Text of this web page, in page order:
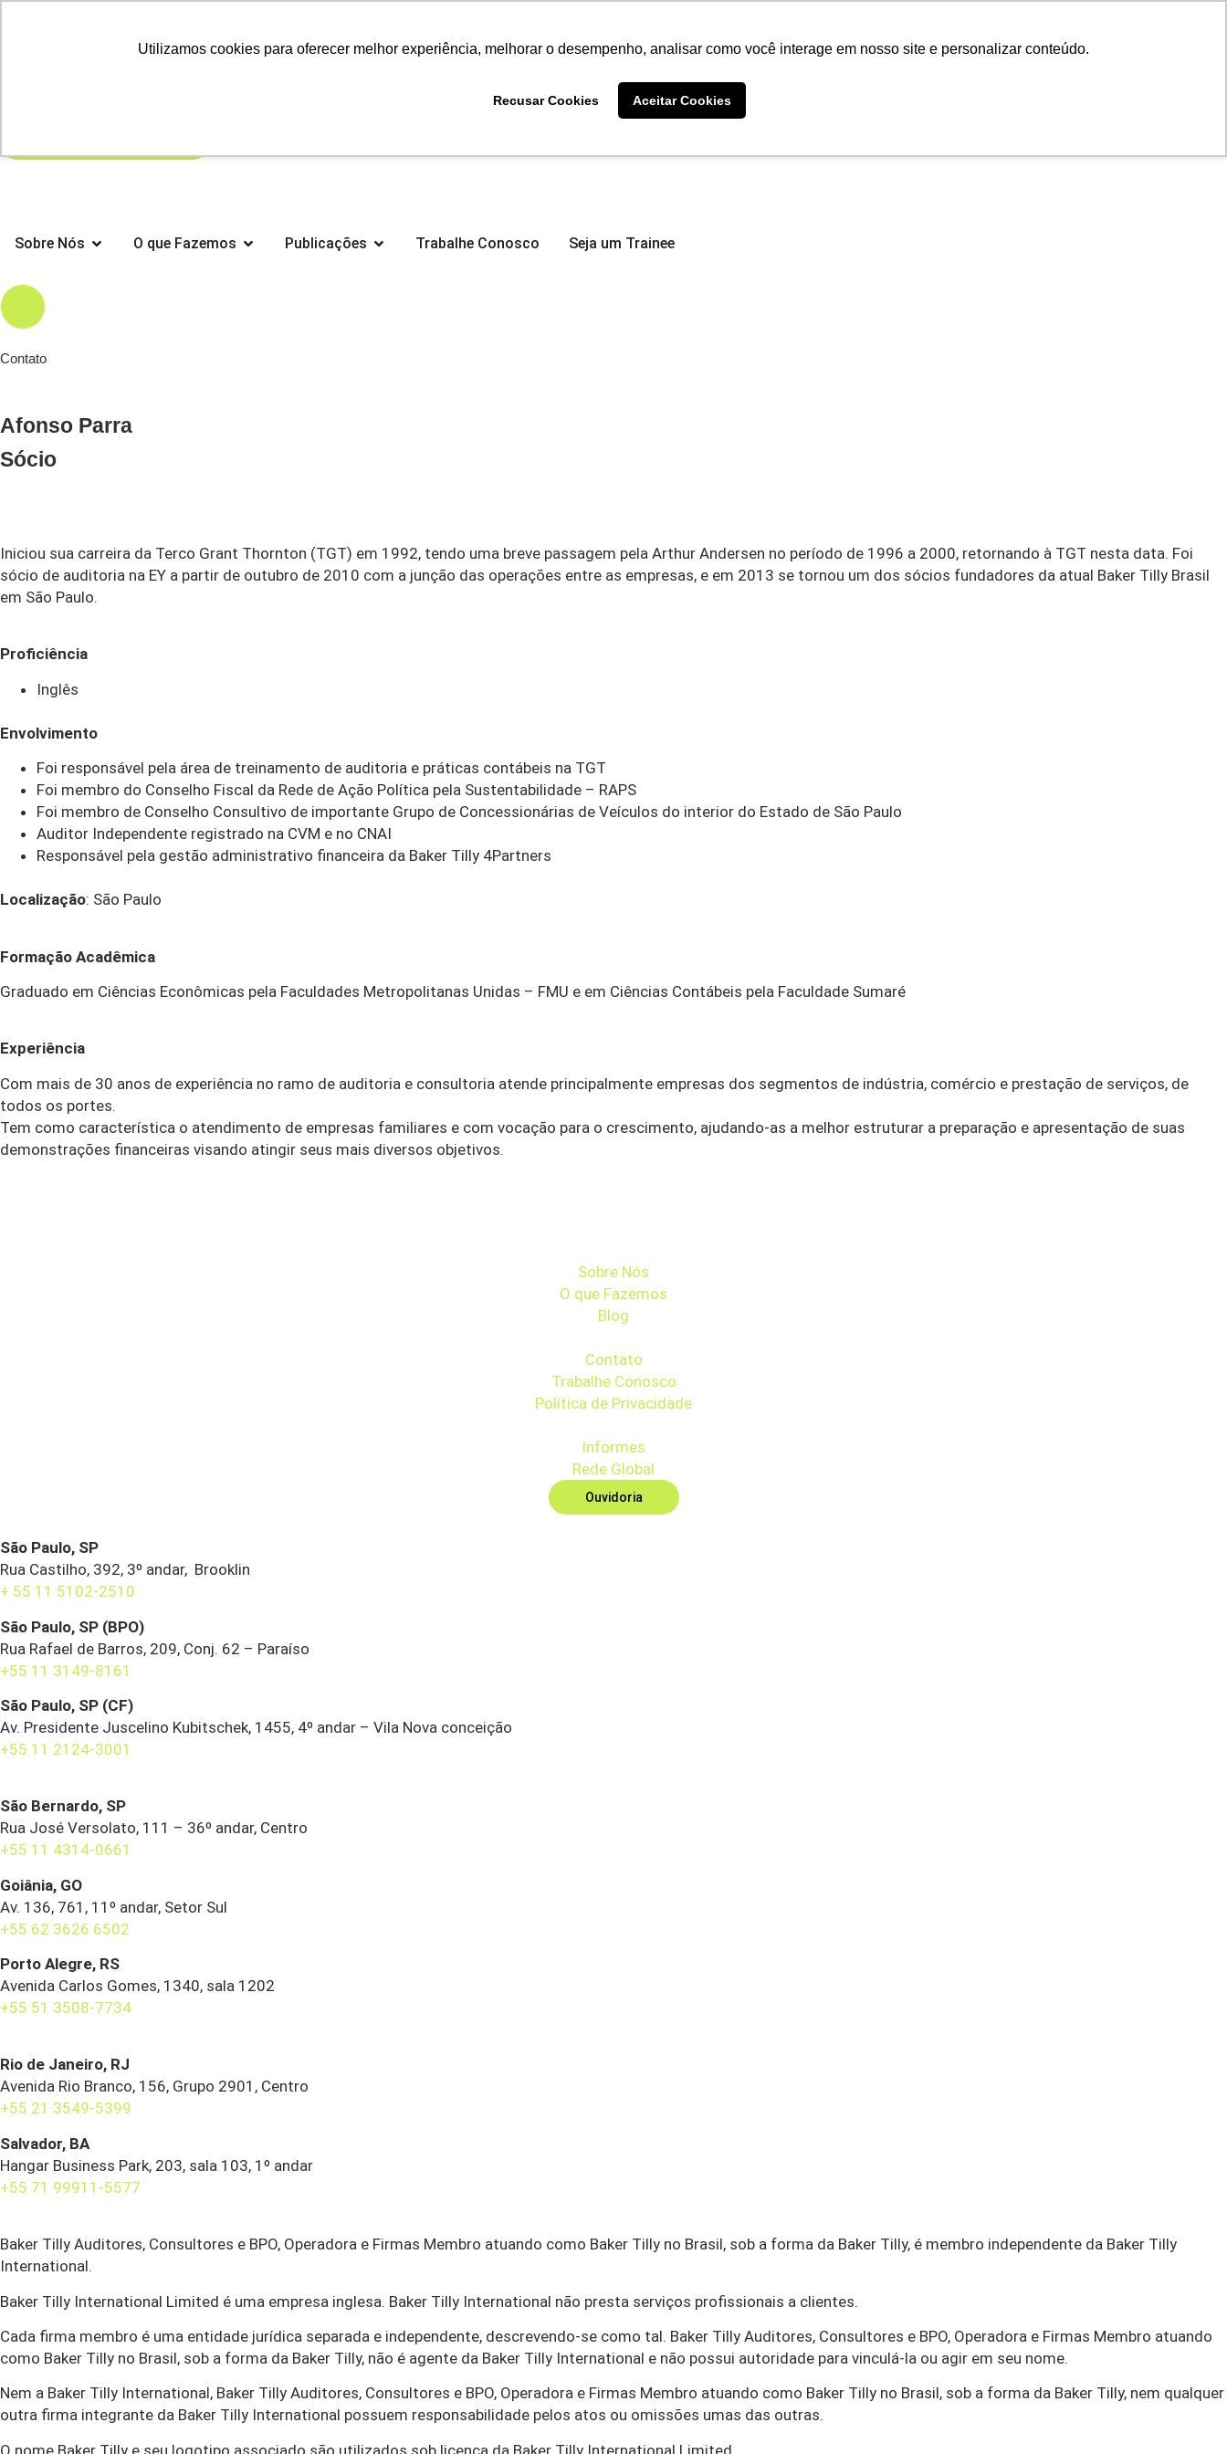
Utilizamos cookies para oferecer melhor experiência, melhorar o desempenho, analisar como você interage em nosso site e personalizar conteúdo.
Recusar Cookies Aceitar Cookies
Sobre Nós O que Fazemos Publicações Trabalhe Conosco Seja um Trainee
Search
Contato
Afonso Parra
Sócio
Iniciou sua carreira da Terco Grant Thornton (TGT) em 1992, tendo uma breve passagem pela Arthur Andersen no período de 1996 a 2000, retornando à TGT nesta data. Foi
sócio de auditoria na EY a partir de outubro de 2010 com a junção das operações entre as empresas, e em 2013 se tornou um dos sócios fundadores da atual Baker Tilly Brasil
em São Paulo.
Proficiência
Inglês
Envolvimento
Foi responsável pela área de treinamento de auditoria e práticas contábeis na TGT
Foi membro do Conselho Fiscal da Rede de Ação Política pela Sustentabilidade – RAPS
Foi membro de Conselho Consultivo de importante Grupo de Concessionárias de Veículos do interior do Estado de São Paulo
Auditor Independente registrado na CVM e no CNAI
Responsável pela gestão administrativo financeira da Baker Tilly 4Partners
Localização: São Paulo
Formação Acadêmica
Graduado em Ciências Econômicas pela Faculdades Metropolitanas Unidas – FMU e em Ciências Contábeis pela Faculdade Sumaré
Experiência
Com mais de 30 anos de experiência no ramo de auditoria e consultoria atende principalmente empresas dos segmentos de indústria, comércio e prestação de serviços, de
todos os portes.
Tem como característica o atendimento de empresas familiares e com vocação para o crescimento, ajudando-as a melhor estruturar a preparação e apresentação de suas
demonstrações financeiras visando atingir seus mais diversos objetivos.
Sobre Nós
O que Fazemos
Blog
Contato
Trabalhe Conosco
Política de Privacidade
Informes
Rede Global
Ouvidoria
São Paulo, SP
Rua Castilho, 392, 3º andar, Brooklin
+ 55 11 5102-2510
São Paulo, SP (BPO)
Rua Rafael de Barros, 209, Conj. 62 – Paraíso
+55 11 3149-8161
São Paulo, SP (CF)
Av. Presidente Juscelino Kubitschek, 1455, 4º andar – Vila Nova conceição
+55 11 2124-3001
São Bernardo, SP
Rua José Versolato, 111 – 36º andar, Centro
+55 11 4314-0661
Goiânia, GO
Av. 136, 761, 11º andar, Setor Sul
+55 62 3626 6502
Porto Alegre, RS
Avenida Carlos Gomes, 1340, sala 1202
+55 51 3508-7734
Rio de Janeiro, RJ
Avenida Rio Branco, 156, Grupo 2901, Centro
+55 21 3549-5399
Salvador, BA
Hangar Business Park, 203, sala 103, 1º andar
+55 71 99911-5577
Baker Tilly Auditores, Consultores e BPO, Operadora e Firmas Membro atuando como Baker Tilly no Brasil, sob a forma da Baker Tilly, é membro independente da Baker Tilly
International.
Baker Tilly International Limited é uma empresa inglesa. Baker Tilly International não presta serviços profissionais a clientes.
Cada firma membro é uma entidade jurídica separada e independente, descrevendo-se como tal. Baker Tilly Auditores, Consultores e BPO, Operadora e Firmas Membro atuando
como Baker Tilly no Brasil, sob a forma da Baker Tilly, não é agente da Baker Tilly International e não possui autoridade para vinculá-la ou agir em seu nome.
Nem a Baker Tilly International, Baker Tilly Auditores, Consultores e BPO, Operadora e Firmas Membro atuando como Baker Tilly no Brasil, sob a forma da Baker Tilly, nem qualquer
outra firma integrante da Baker Tilly International possuem responsabilidade pelos atos ou omissões umas das outras.
O nome Baker Tilly e seu logotipo associado são utilizados sob licença da Baker Tilly International Limited.